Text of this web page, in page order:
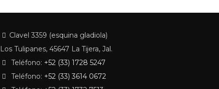
Clavel 3359 (esquina gladiola)
Los Tulipanes, 45647 La Tijera, Jal.
Teléfono: +52 (33) 1728 5247
Teléfono: +52 (33) 3614 0672